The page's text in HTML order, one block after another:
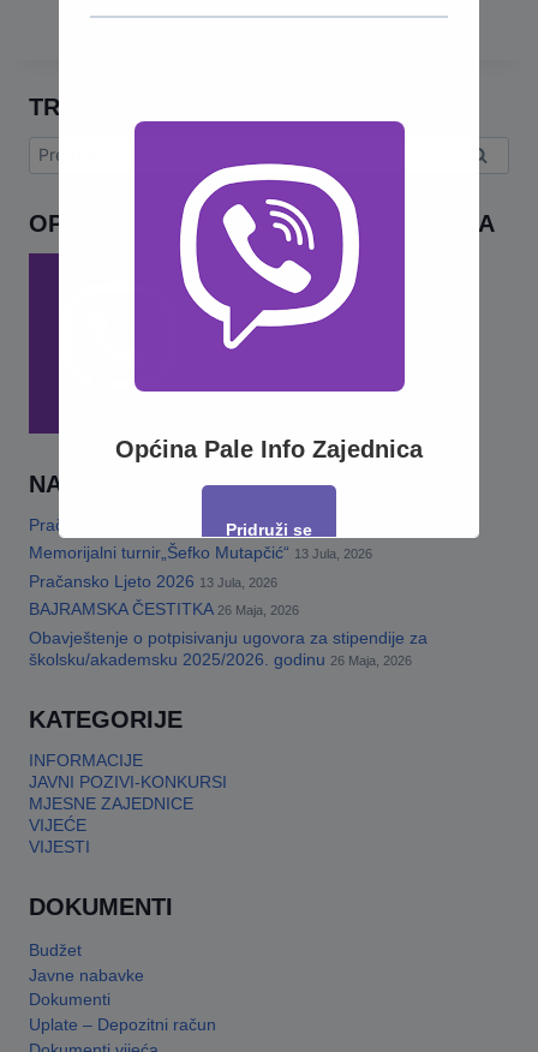
TRAŽI
Pretraga:
OPĆINA PALE INFO – VIBER ZAJEDNICA
NAJNOVIJE
Pračansko ljeto 2026 · Program za djecu
Memorijalni turnir„Šefko Mutapčić“ 13 Jula, 2026
Pračansko Ljeto 2026 13 Jula, 2026
BAJRAMSKA ČESTITKA 26 Maja, 2026
Obavještenje o potpisivanju ugovora za stipendije za
školsku/akademsku 2025/2026. godinu 26 Maja, 2026
KATEGORIJE
INFORMACIJE
JAVNI POZIVI-KONKURSI
MJESNE ZAJEDNICE
VIJEĆE
VIJESTI
DOKUMENTI
Budžet
Javne nabavke
Dokumenti
Uplate – Depozitni račun
Općina Pale Info Zajednica
Pridruži se
This will close in17